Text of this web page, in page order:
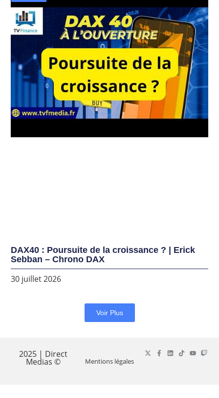
DAX40 : Poursuite de la croissance ? | Erick
Sebban – Chrono DAX
30 juillet 2026
Voir Plus
2025 | Direct
Medias © Mentions légales